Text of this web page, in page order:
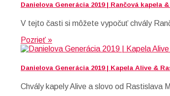
Danielova Generácia 2019 | Rančová kapela
V tejto časti si môžete vypočuť chvály
Pozrieť »
Danielova Generácia 2019 | Kapela Alive &
Chvály kapely Alive a slovo od Rastislava